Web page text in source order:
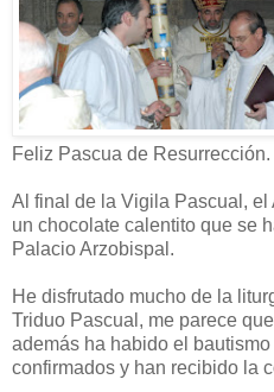
Feliz Pascua de Resurrección.
Al final de la Vigila Pascual,
un chocolate calentito que se
Palacio Arzobispal.
He disfrutado mucho de la
Triduo Pascual, me parece
además ha habido el
confirmados y han recibido la